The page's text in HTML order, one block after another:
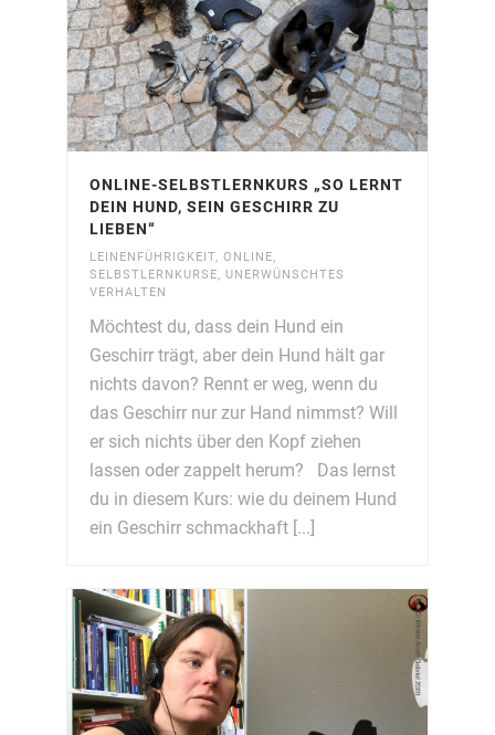
ONLINE-SELBSTLERNKURS „SO LERNT
DEIN HUND, SEIN GESCHIRR ZU
LIEBEN“
LEINENFÜHRIGKEIT, ONLINE,
SELBSTLERNKURSE, UNERWÜNSCHTES
VERHALTEN
Möchtest du, dass dein Hund ein
Geschirr trägt, aber dein Hund hält gar
nichts davon? Rennt er weg, wenn du
das Geschirr nur zur Hand nimmst? Will
er sich nichts über den Kopf ziehen
lassen oder zappelt herum? Das lernst
du in diesem Kurs: wie du deinem Hund
ein Geschirr schmackhaft [...]